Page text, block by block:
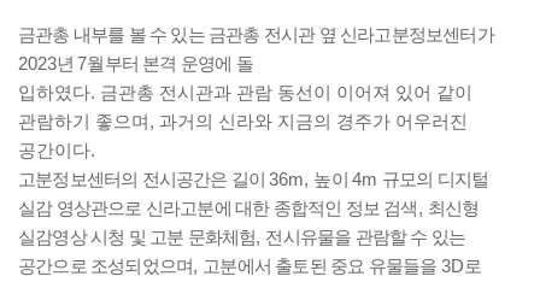
금관총 내부를 볼 수 있는 금관총 전시관 옆 신라고분정보센터가
2023년7월부터 본격 운영에 돌
입하였다. 금관총 전시관과 관람 동선이 이어져 있어 같이
관람하기 좋으며, 과거의 신라와 지금의 경주가 어우러진
공간이다.
고분정보센터의 전시공간은 길이36m, 높이4m 규모의 디지털
실감 영상관으로 신라고분에 대한 종합적인 정보 검색, 최신형
실감영상 시청 및 고분 문화체험, 전시유물을 관람할 수 있는
공간으로 조성되었으며, 고분에서 출토된 중요 유물들을 3D로